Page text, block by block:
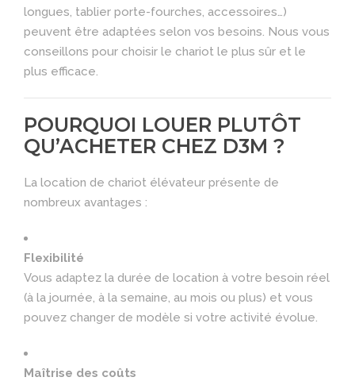
longues, tablier porte-fourches, accessoires…)
peuvent être adaptées selon vos besoins. Nous vous
conseillons pour choisir le chariot le plus sûr et le
plus efficace.
POURQUOI LOUER PLUTÔT
QU’ACHETER CHEZ D3M ?
La location de chariot élévateur présente de
nombreux avantages :
Flexibilité
Vous adaptez la durée de location à votre besoin réel
(à la journée, à la semaine, au mois ou plus) et vous
pouvez changer de modèle si votre activité évolue.
Maîtrise des coûts